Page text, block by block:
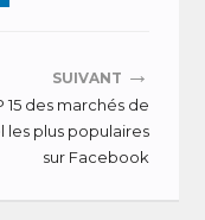
SUIVANT →
15 des marchés de
les plus populaires
sur Facebook